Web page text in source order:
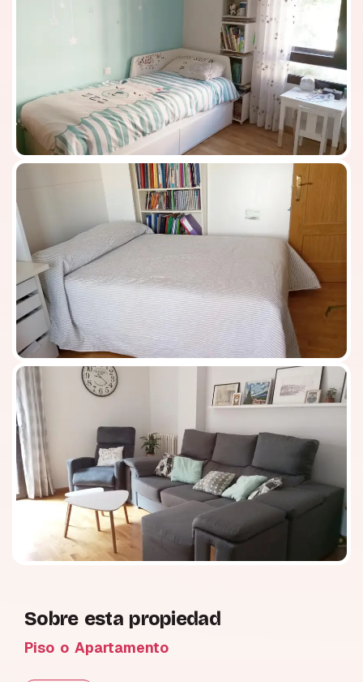
Sobre esta propiedad
Piso o Apartamento